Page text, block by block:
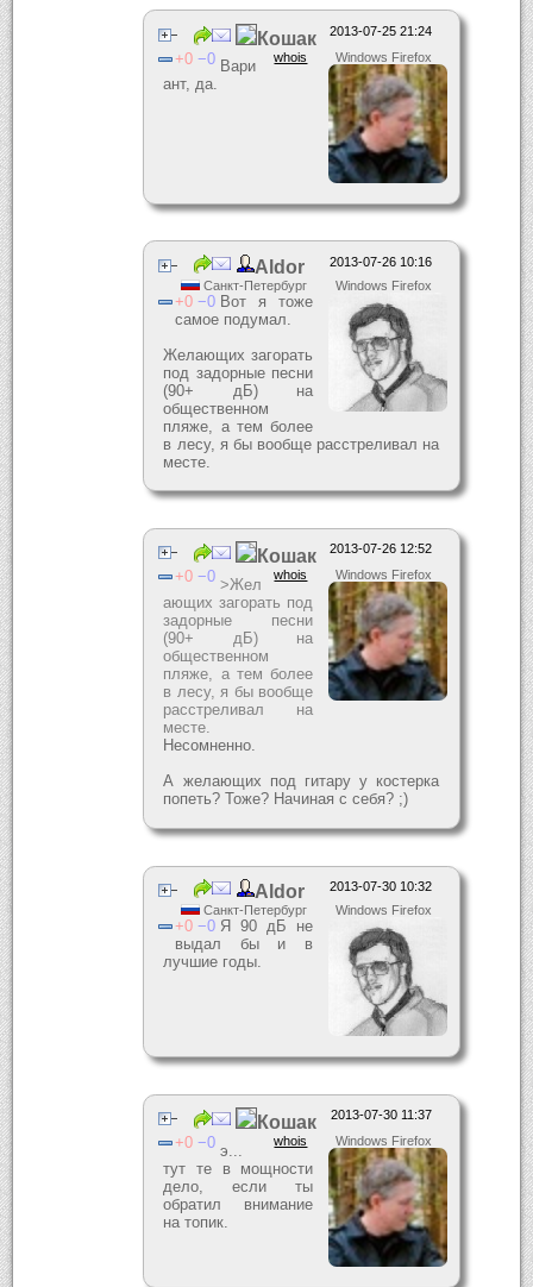
2013-07-25 21:24
Windows Firefox
whois
0 0
Кошак
Вари
ант, да.
2013-07-26 10:16
Windows Firefox
Санкт-Петербург
0 0
Aldor
Вот я тоже
самое подумал.
Желающих загорать
под задорные песни
(90+ дБ) на
общественном
пляже, а тем более
в лесу, я бы вообще расстреливал на
месте.
2013-07-26 12:52
Windows Firefox
whois
0 0
Кошак
>Жел
ающих загорать под
задорные песни
(90+ дБ) на
общественном
пляже, а тем более
в лесу, я бы вообще
расстреливал на
месте.
Несомненно.
А желающих под гитару у костерка
попеть? Тоже? Начиная с себя? ;)
2013-07-30 10:32
Windows Firefox
Санкт-Петербург
0 0
Aldor
Я 90 дБ не
выдал бы и в
лучшие годы.
2013-07-30 11:37
Windows Firefox
whois
0 0
Кошак
э...
тут те в мощности
дело, если ты
обратил внимание
на топик.